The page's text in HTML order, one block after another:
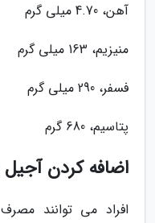
آهن، 4.70 میلی گرم
منیزیم، 163 میلی گرم
فسفر، 290 میلی گرم
پتاسیم، 680 گرم
اضافه کردن آجیل
افراد می توانند